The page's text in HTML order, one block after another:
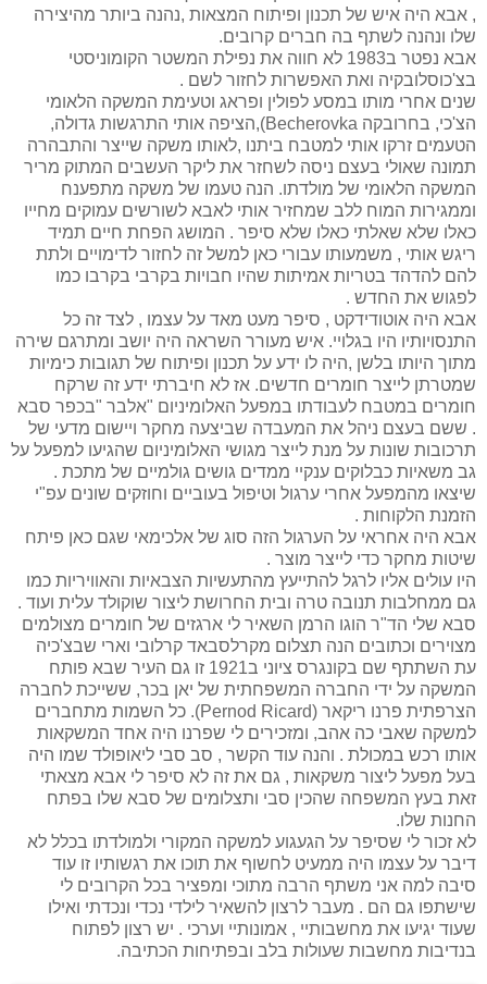
, אבא היה איש של תכנון ופיתוח המצאות ,נהנה ביותר מהיצירה
שלו ונהנה לשתף בה חברים קרובים.
אבא נפטר ב1983 לא חווה את נפילת המשטר הקומוניסטי
בצ'כוסלובקיה ואת האפשרות לחזור לשם .
שנים אחרי מותו במסע לפולין ופראג וטעימת המשקה הלאומי
הצ'כי, בחרובקה Becherovka),הציפה אותי התרגשות גדולה,
הטעמים זרקו אותי למטבח ביתנו ,לאותו משקה שייצר והתבהרה
תמונה שאולי בעצם ניסה לשחזר את ליקר העשבים המתוק מריר
המשקה הלאומי של מולדתו. הנה טעמו של משקה מתפענח
וממגירות המוח ללב שמחזיר אותי לאבא לשורשים עמוקים מחייו
כאלו שלא שאלתי כאלו שלא סיפר . המושג הפחת חיים תמיד
ריגש אותי , משמעותו עבורי כאן למשל זה לחזור לדימויים ולתת
להם להדהד בטריות אמיתות שהיו חבויות בקרבי בקרבו כמו
לפגוש את החדש .
אבא היה אוטודידקט , סיפר מעט מאד על עצמו , לצד זה כל
התנסויותיו היו בגלויי. איש מעורר השראה היה יושב ומתרגם שירה
מתוך היותו בלשן ,היה לו ידע על תכנון ופיתוח של תגובות כימיות
שמטרתן לייצר חומרים חדשים. אז לא חיברתי ידע זה שרקח
חומרים במטבח לעבודתו במפעל האלומיניום "אלבר "בכפר סבא
. ששם בעצם ניהל את המעבדה שביצעה מחקר ויישום מדעי של
תרכובות שונות על מנת לייצר מגושי האלומיניום שהגיעו למפעל על
גב משאיות כבלוקים ענקיי ממדים גושים גולמיים של מתכת .
שיצאו מהמפעל אחרי ערגול וטיפול בעוביים וחוזקים שונים עפ"י
הזמנת הלקוחות .
אבא היה אחראי על הערגול הזה סוג של אלכימאי שגם כאן פיתח
שיטות מחקר כדי לייצר מוצר .
היו עולים אליו לרגל להתייעץ מהתעשיות הצבאיות והאוויריות כמו
גם ממחלבות תנובה טרה ובית החרושת ליצור שוקולד עלית ועוד .
סבא שלי הד"ר הוגו הרמן השאיר לי ארגזים של חומרים מצולמים
מצוירים וכתובים הנה תצלום מקרלסבאד קרלובי וארי שבצ'כיה
עת השתתף שם בקונגרס ציוני ב1921 זו גם העיר שבא פותח
המשקה על ידי החברה המשפחתית של יאן בכר, ששייכת לחברה
הצרפתית פרנו ריקאר (Pernod Ricard). כל השמות מתחברים
למשקה שאבי כה אהב, ומזכירים לי שפרנו היה אחד המשקאות
אותו רכש במכולת . והנה עוד הקשר , סב סבי ליאופולד שמו היה
בעל מפעל ליצור משקאות , גם את זה לא סיפר לי אבא מצאתי
זאת בעץ המשפחה שהכין סבי ותצלומים של סבא שלו בפתח
החנות שלו.
לא זכור לי שסיפר על הגעגוע למשקה המקורי ולמולדתו בכלל לא
דיבר על עצמו היה ממעיט לחשוף את תוכו את רגשותיו זו עוד
סיבה למה אני משתף הרבה מתוכי ומפציר בכל הקרובים לי
שישתפו גם הם . מעבר לרצון להשאיר לילדי נכדי ונכדתי ואילו
שעוד יגיעו את מחשבותיי , אמונותיי וערכי . יש רצון לפתוח
בנדיבות מחשבות שעולות בלב ובפתיחות הכתיבה.